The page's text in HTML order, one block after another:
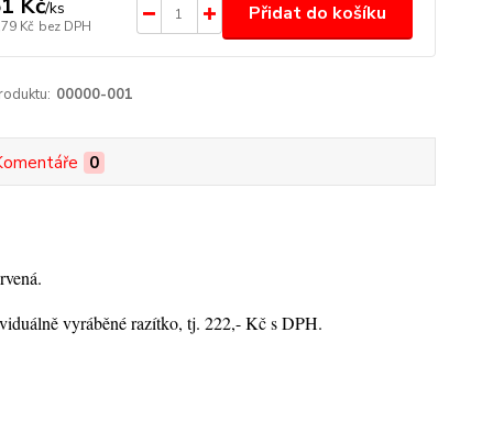
/ks
Kč bez DPH
Přidat do košíku
00000-001
0
vyráběné razítko, tj. 222,- Kč s DPH.